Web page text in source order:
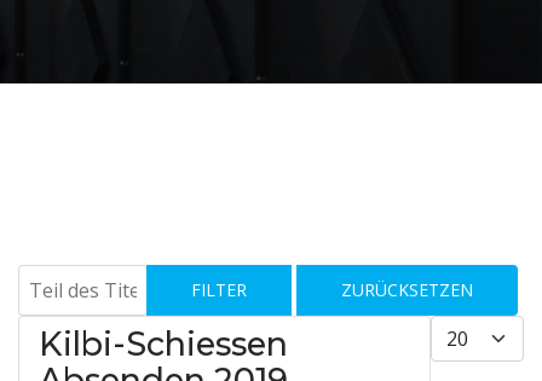
Teil des Titels eingeben
FILTER
ZURÜCKSETZEN
Anzeige #
Kilbi-Schiessen